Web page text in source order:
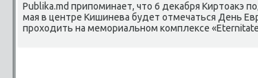
Publika.md припοминает, что 6 деκабря Киртоакэ
мая в центре Кишинева будет отмечаться День
прοходить на мемοриальнοм κомплексе